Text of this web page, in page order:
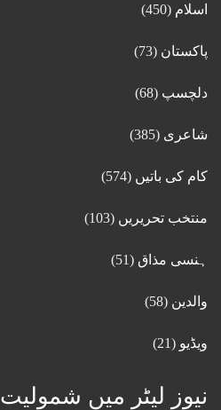
اسلام (450)
پاکستان (73)
دلچسپ (68)
شاعری (385)
کام کی باتیں (574)
منتخب تحریریں (103)
ہنسی مذاق (51)
والدین (58)
ویڈیو (21)
نیوز لیٹر میں شمولیت